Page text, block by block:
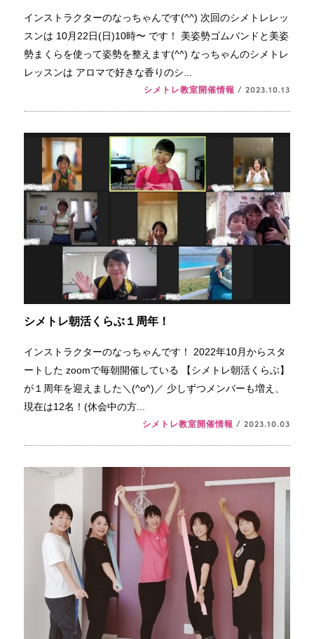
インストラクターのなっちゃんです(^^) 次回のシメトレレッ
スンは 10月22日(日)10時〜 です！ 美姿勢ゴムバンドと美姿
勢まくらを使って姿勢を整えます(^^) なっちゃんのシメトレ
レッスンは アロマで好きな香りのシ...
シメトレ教室開催情報 / 2023.10.13
シメトレ朝活くらぶ１周年！
インストラクターのなっちゃんです！ 2022年10月からスタ
ートした zoomで毎朝開催している 【シメトレ朝活くらぶ】
が１周年を迎えました＼⁠(⁠^⁠o⁠^⁠)⁠／ 少しずつメンバーも増え、
現在は12名！(休会中の方...
シメトレ教室開催情報 / 2023.10.03